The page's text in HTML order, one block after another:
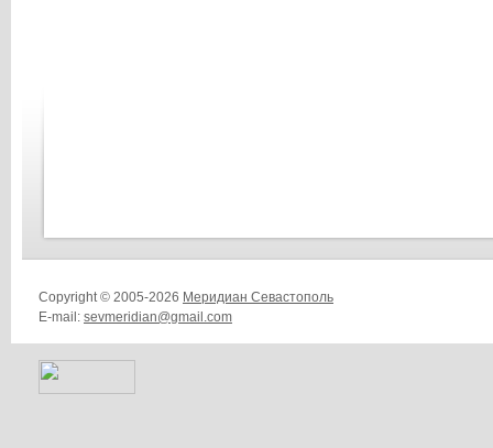
Copyright © 2005-2026 Меридиан Севастополь
E-mail: sevmeridian@gmail.com